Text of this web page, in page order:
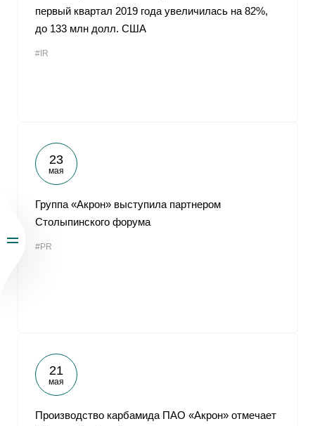
первый квартал 2019 года увеличилась на 82%,
до 133 млн долл. США
#IR
23
мая
Группа «Акрон» выступила партнером
Столыпинского форума
#PR
21
мая
Производство карбамида ПАО «Акрон» отмечает